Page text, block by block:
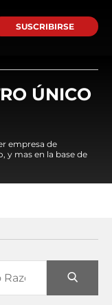
SUSCRIBIRSE
ÚNICO
empresa de
y mas en la base de